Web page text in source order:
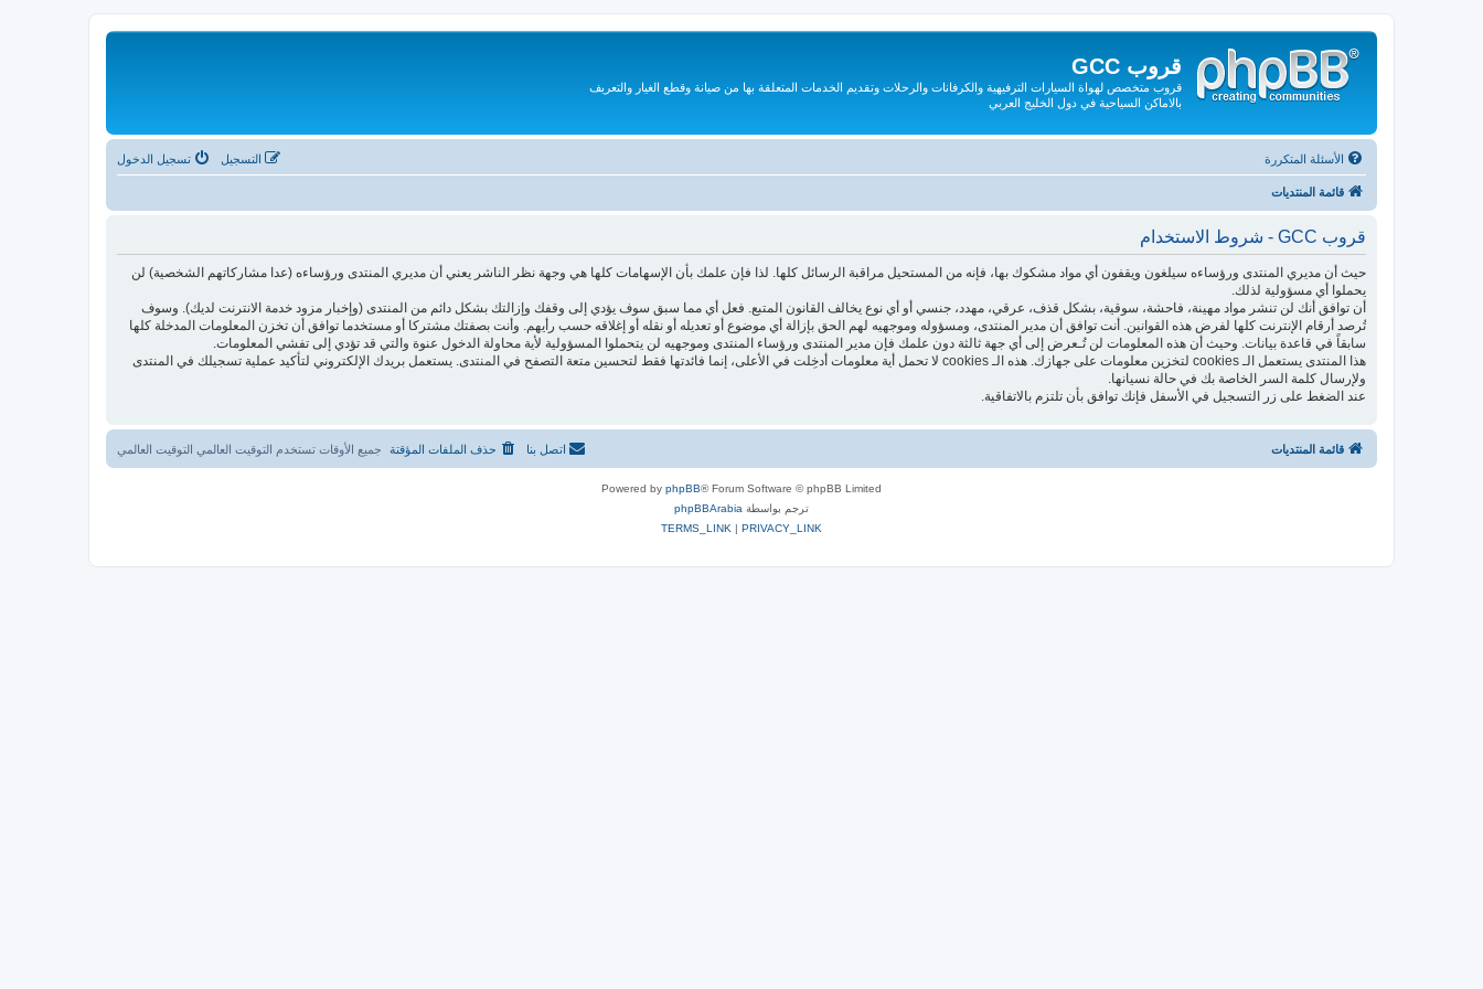
قروب GCC
قروب متخصص لهواة السيارات الترفيهية والكرفانات والرحلات وتقديم الخدمات المتعلقة بها من صيانة وقطع الغيار والتعريف
بالاماكن السياحية في دول الخليج العربي
الأسئلة المتكررة تسجيل الدخول التسجيل
قائمة المنتديات
قروب GCC - شروط الاستخدام
حيث أن مديري المنتدى ورؤساءه سيلغون ويقفون أي مواد مشكوك بها، فإنه من المستحيل مراقبة الرسائل كلها. لذا فإن علمك بأن الإسهامات كلها هي وجهة نظر الناشر يعني أن مديري المنتدى ورؤساءه (عدا مشاركاتهم الشخصية) لن
يحملوا أي مسؤولية لذلك.
أن توافق أنك لن تنشر مواد مهينة، فاحشة، سوقية، بشكل قذف، عرقي، مهدد، جنسي أو أي نوع يخالف القانون المتبع. فعل أي مما سبق سوف يؤدي إلى وقفك وإزالتك بشكل دائم من المنتدى (وإخبار مزود خدمة الانترنت لديك). وسوف
تُرصد أرقام الإنترنت كلها لفرض هذه القوانين. أنت توافق أن مدير المنتدى، ومسؤوله وموجهيه لهم الحق بإزالة أي موضوع أو تعديله أو نقله أو إغلاقه حسب رأيهم. وأنت بصفتك مشتركا أو مستخدما توافق أن تخزن المعلومات المدخلة كلها
سابقاً في قاعدة بيانات. وحيث أن هذه المعلومات لن تُـعرض إلى أي جهة ثالثة دون علمك فإن مدير المنتدى ورؤساء المنتدى وموجهيه لن يتحملوا المسؤولية لأية محاولة الدخول عنوة والتي قد تؤدي إلى تفشي المعلومات.
هذا المنتدى يستعمل الـ cookies لتخزين معلومات على جهازك. هذه الـ cookies لا تحمل أية معلومات أدخِلت في الأعلى، إنما فائدتها فقط لتحسين متعة التصفح في المنتدى. يستعمل بريدك الإلكتروني لتأكيد عملية تسجيلك في المنتدى
ولإرسال كلمة السر الخاصة بك في حالة نسيانها.
عند الضغط على زر التسجيل في الأسفل فإنك توافق بأن تلتزم بالاتفاقية.
قائمة المنتديات جميع الأوقات تستخدم التوقيت العالمي التوقيت العالمي حذف الملفات المؤقتة اتصل بنا
Powered by phpBB® Forum Software © phpBB Limited
ترجم بواسطة phpBBArabia
PRIVACY_LINK
|
TERMS_LINK